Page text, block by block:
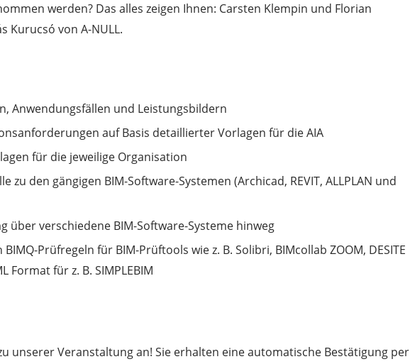
werden? Das alles zeigen Ihnen: Carsten Klempin und Florian
Kurucsó von A-NULL.
Anwendungsfällen und Leistungsbildern
auf Basis detaillierter Vorlagen für die AIA
für die jeweilige Organisation
zu den gängigen BIM-Software-Systemen (Archicad, REVIT, ALLPLAN und
über verschiedene BIM-Software-Systeme hinweg
Prüfregeln für BIM-Prüftools wie z. B. Solibri, BIMcollab ZOOM, DESITE
Format für z. B. SIMPLEBIM
unserer Veranstaltung an! Sie erhalten eine automatische Bestätigung per